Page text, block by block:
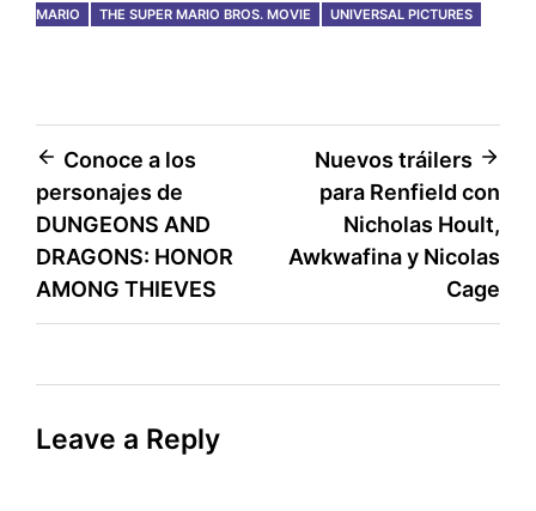
MARIO
THE SUPER MARIO BROS. MOVIE UNIVERSAL PICTURES
Post
navigation
Conoce a los
personajes de
DUNGEONS AND
DRAGONS: HONOR
AMONG THIEVES
Nuevos tráilers
para Renfield con
Nicholas Hoult,
Awkwafina y Nicolas
Cage
Leave a Reply